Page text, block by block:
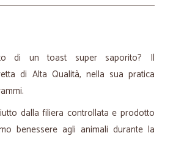
di un toast super saporito? Il
di Alta Qualità, nella sua pratica
dalla filiera controllata e prodotto
benessere agli animali durante la